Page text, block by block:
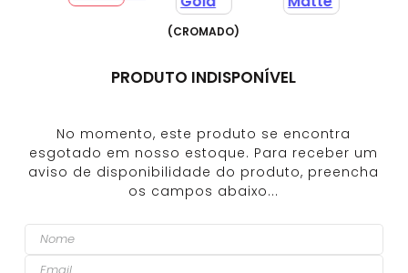
(CROMADO)
PRODUTO INDISPONÍVEL